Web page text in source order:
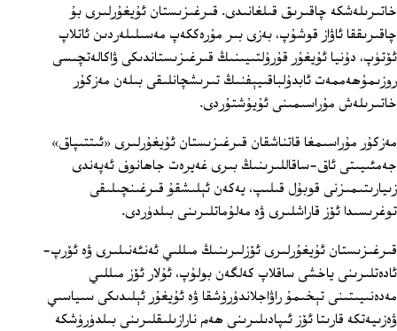
خاتىرىلەشكە چاقىرىق قىلغانىدى. قىرغىزىستان ئۇيغۇرلىرى بۇ
چاقىرىققا ئاۋاز قوشۇپ، بەزى بىر مۇرەككەپ مەسىلىلەردىن ئاتلاپ
ئۆتۈپ، دۇنيا ئۇيغۇر قۇرۇلتىيىنىڭ قىرغىزىستاندىكى ۋاكالەتچىسى
روزىمۇھەممەت ئابدۇلباقىيېفنىڭ تىرىشچانلىقى بىلەن مەزكۇر
خاتىرىلەش مۇراسىمىنى ئۇيۇشتۇردى.
مەزكۇر مۇراسىمغا قاتناشقان قىرغىزىستان ئۇيغۇرلىرى «ئىتتىپاق»
جەمئىيىتى ئاق-ساقاللىرىنىڭ بىرى غەيرەت جاھانوف ئەپەندى
زىيارىتىمىزنى قوبۇل قىلىپ، يەكەن ئېلىشقۇ قىرغىنچىلىقى
توغرىسىدا ئۆز قاراشلىرى ۋە مەلۇماتلىرىنى بىلدۈردى.
قىرغىزىستان ئۇيغۇرلىرى ئۆزلىرىنىڭ مىللىي ئەنئەنىلىرى ۋە ئۆرپ-
ئادەتلىرىنى ياخشى ساقلاپ كەلگەن بولۇپ، ئۇلار ئۆز مىللىي
مەدەنىيىتىنى تېخىمۇ راۋاجلاندۇرۇشقا ۋە ئۇيغۇر ئېلىدىكى سىياسىي
ۋەزىيەتكە قارىتا ئۆز ئىپادىلىرىنى ھەم نارازىلىقلىرىنى بىلدۈرۈشكە